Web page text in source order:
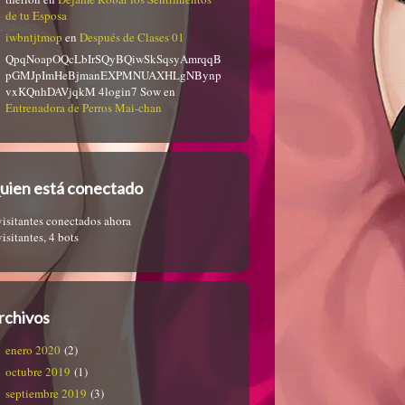
de tu Esposa
iwbntjtmop en Después de Clases 01
QpqNoapOQcLbIrSQyBQiwSkSqsyAmrqqB
pGMJpImHeBjmanEXPMNUAXHLgNBynp
vxKQnhDAVjqkM 4login7 Sowen
Entrenadora de Perros Mai-chan
está conectado
conectados ahora
4 bots
enero 2020 (2)
octubre 2019 (1)
septiembre 2019 (3)